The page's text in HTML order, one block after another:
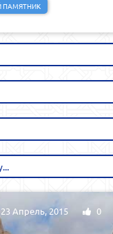
ПАМЯТНИК
23 Апрель, 2015 0